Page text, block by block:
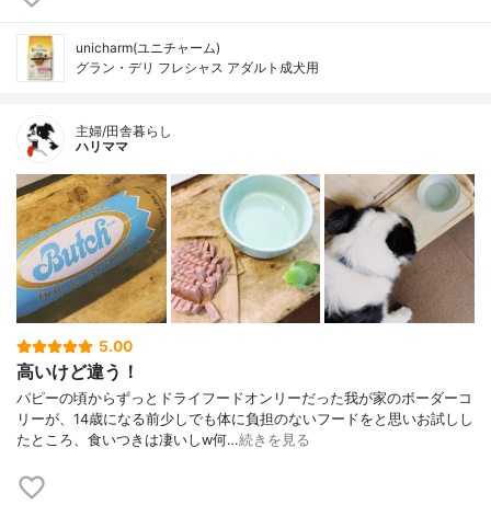
unicharm(ユニチャーム)
グラン・デリ フレシャス アダルト成犬用
主婦/田舎暮らし
ハリママ
5.00
高いけど違う！
パピーの頃からずっとドライフードオンリーだった我が家のボーダーコ
リーが、14歳になる前少しでも体に負担のないフードをと思いお試しし
たところ、食いつきは凄いしw何…続きを見る